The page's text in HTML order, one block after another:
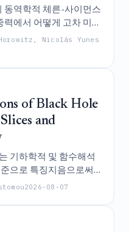
동역학적 체른-사이먼스
에서 어떻게 고차 미분
는 섭동론적 붕괴 메커
자의 이론은 향상된 대
사건 지평선 특이점과
는 것을 밝혀낸다.
Nicolás Yunes
of Black Hole
and
기하학적 및 함수해석
으로 특징지음으로써,
이에 대한 정적 블랙홀
조건으로 환원됨을 입
2026-08-07